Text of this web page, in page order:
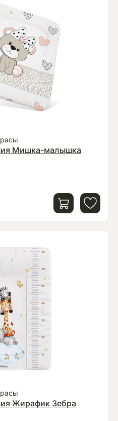
Мишка-малышка
Жирафик Зебра